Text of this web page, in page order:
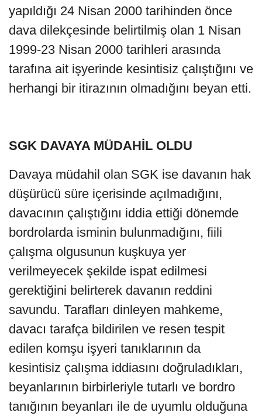
yapıldığı 24 Nisan 2000 tarihinden önce
dava dilekçesinde belirtilmiş olan 1 Nisan
1999-23 Nisan 2000 tarihleri arasında
tarafına ait işyerinde kesintisiz çalıştığını ve
herhangi bir itirazının olmadığını beyan etti.
SGK DAVAYA MÜDAHİL OLDU
Davaya müdahil olan SGK ise davanın hak
düşürücü süre içerisinde açılmadığını,
davacının çalıştığını iddia ettiği dönemde
bordrolarda isminin bulunmadığını, fiili
çalışma olgusunun kuşkuya yer
verilmeyecek şekilde ispat edilmesi
gerektiğini belirterek davanın reddini
savundu. Tarafları dinleyen mahkeme,
davacı tarafça bildirilen ve resen tespit
edilen komşu işyeri tanıklarının da
kesintisiz çalışma iddiasını doğruladıkları,
beyanlarının birbirleriyle tutarlı ve bordro
tanığının beyanları ile de uyumlu olduğuna